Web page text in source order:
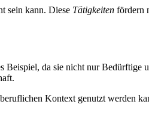
sein kann. Diese Tätigkeiten fördern
da sie nicht nur Bedürftige
Kontext genutzt werden